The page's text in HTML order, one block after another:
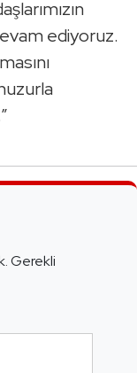
ediyoruz.
Gerekli